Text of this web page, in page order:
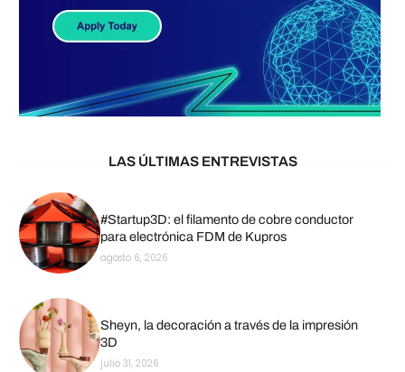
LAS ÚLTIMAS ENTREVISTAS
#Startup3D: el filamento de cobre conductor
para electrónica FDM de Kupros
agosto 6, 2026
Sheyn, la decoración a través de la impresión
3D
julio 31, 2026